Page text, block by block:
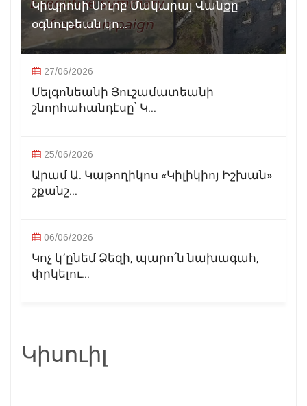
Կիպրոսի Սուրբ Մակարայ Վանքը
օգնութեան կո...
27/06/2026
Մելգոնեանի Յուշամատեանի
շնորհահանդէսը՝ Կ...
25/06/2026
Արամ Ա. Կաթողիկոս «Կիլիկիոյ Իշխան»
շքանշ...
06/06/2026
Կոչ կ՚ընեմ Ձեզի, պարո՛ն նախագահ,
փրկելու...
Կիսուիլ